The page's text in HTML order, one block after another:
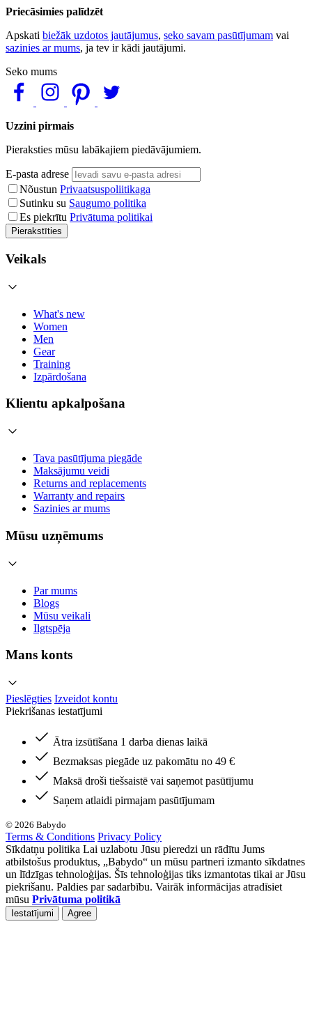
Priecāsimies palīdzēt
Apskati biežāk uzdotos jautājumus, seko savam pasūtījumam vai
sazinies ar mums, ja tev ir kādi jautājumi.
Seko mums
Uzzini pirmais
Pieraksties mūsu labākajiem piedāvājumiem.
E-pasta adrese
Nõustun Privaatsuspoliitikaga
Sutinku su Saugumo politika
Es piekrītu Privātuma politikai
Pierakstīties
Veikals
What's new
Women
Men
Gear
Training
Izpārdošana
Klientu apkalpošana
Tava pasūtījuma piegāde
Maksājumu veidi
Returns and replacements
Warranty and repairs
Sazinies ar mums
Mūsu uzņēmums
Par mums
Blogs
Mūsu veikali
Ilgtspēja
Mans konts
Pieslēgties Izveidot kontu
Piekrišanas iestatījumi
Ātra izsūtīšana 1 darba dienas laikā
Bezmaksas piegāde uz pakomātu no 49 €
Maksā droši tiešsaistē vai saņemot pasūtījumu
Saņem atlaidi pirmajam pasūtījumam
© 2026 Babydo
Terms & Conditions Privacy Policy
Sīkdatņu politika Lai uzlabotu Jūsu pieredzi un rādītu Jums
atbilstošus produktus, „Babydo“ un mūsu partneri izmanto sīkdatnes
un līdzīgas tehnoloģijas. Šīs tehnoloģijas tiks izmantotas tikai ar Jūsu
piekrišanu. Paldies par sadarbību. Vairāk informācijas atradīsiet
mūsu Privātuma politikā
Iestatījumi Agree